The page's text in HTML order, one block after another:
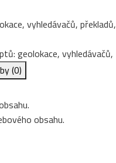
vyhledávačů, překladů,
geolokace, vyhledávačů,
(0)
obsahu.